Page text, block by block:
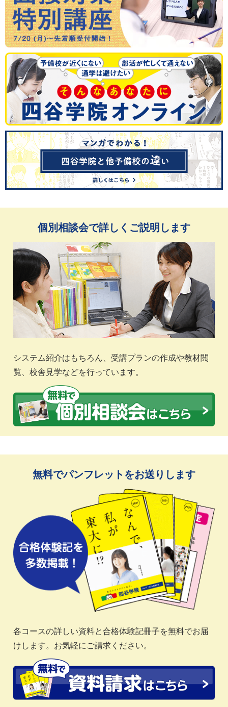
個別相談会で詳しくご説明します
システム紹介はもちろん、受講プランの作成や教材閲
覧、校舎見学などを行っています。
無料でパンフレットをお送りします
各コースの詳しい資料と合格体験記冊子を無料でお届
けします。お気軽にご請求ください。